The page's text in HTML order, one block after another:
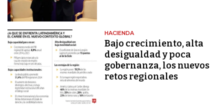
HACIENDA
Bajo crecimiento, alta
desigualdad y poca
gobernanza, los nuevos
retos regionales